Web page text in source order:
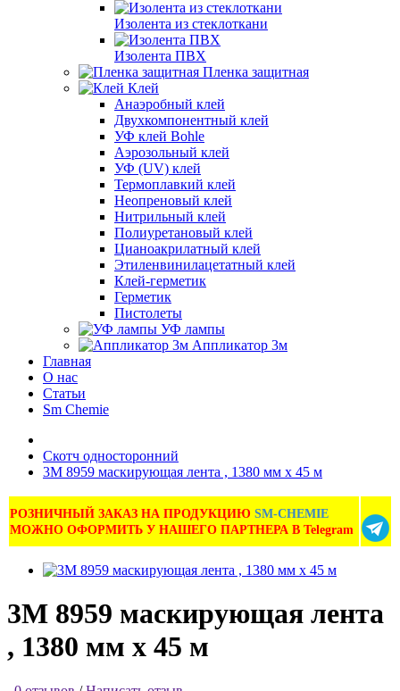
Изолента из стеклоткани
Изолента ПВХ
Пленка защитная
Клей
Анаэробный клей
Двухкомпонентный клей
УФ клей Bohle
Аэрозольный клей
УФ (UV) клей
Термоплавкий клей
Неопреновый клей
Нитрильный клей
Полиуретановый клей
Цианоакрилатный клей
Этиленвинилацетатный клей
Клей-герметик
Герметик
Пистолеты
УФ лампы
Аппликатор 3м
Главная
О нас
Статьи
Sm Chemie
Скотч односторонний
3M 8959 маскирующая лента , 1380 мм х 45 м
РОЗНИЧНЫЙ ЗАКАЗ НА ПРОДУКЦИЮ SM-CHEMIE
МОЖНО ОФОРМИТЬ У НАШЕГО ПАРТНЕРА В Telegram
3M 8959 маскирующая лента
, 1380 мм х 45 м